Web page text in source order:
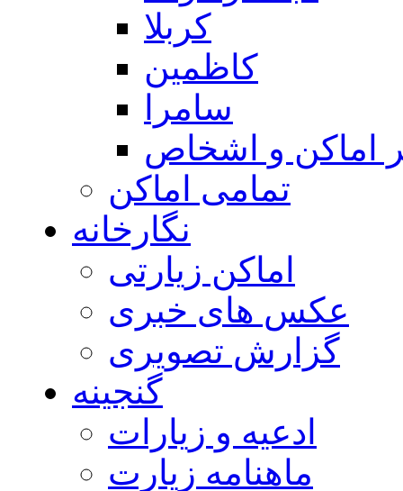
كربلا
كاظمين
سامرا
اماكن و اشخاص
تمامی اماکن
نگارخانه
اماکن زیارتی
عکس های خبری
گزارش تصویری
گنجینه
ادعیه و زیارات
ماهنامه زیارت